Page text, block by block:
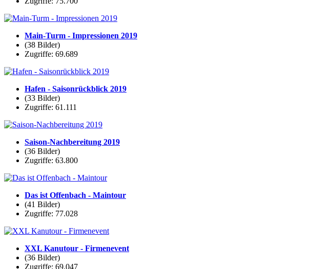
Main-Turm - Impressionen 2019
(38 Bilder)
Zugriffe: 69.689
Hafen - Saisonrückblick 2019
(33 Bilder)
Zugriffe: 61.111
Saison-Nachbereitung 2019
(36 Bilder)
Zugriffe: 63.800
Das ist Offenbach - Maintour
(41 Bilder)
Zugriffe: 77.028
XXL Kanutour - Firmenevent
(36 Bilder)
Zugriffe: 69.047